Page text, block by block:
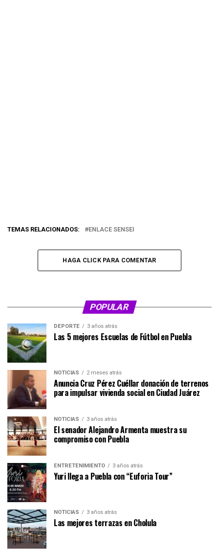
TEMAS RELACIONADOS: ENLACE SENSEI
HAGA CLICK PARA COMENTAR
POPULAR
DEPORTE 3 años atrás
Las 5 mejores Escuelas de Fútbol en Puebla
NOTICIAS 2 meses atrás
Anuncia Cruz Pérez Cuéllar donación de terrenos
para impulsar vivienda social en Ciudad Juárez
NOTICIAS 3 años atrás
El senador Alejandro Armenta muestra su
compromiso con Puebla
ENTRETENIMIENTO 3 años atrás
Yuri llega a Puebla con “Euforia Tour”
NOTICIAS 3 años atrás
Las mejores terrazas en Cholula